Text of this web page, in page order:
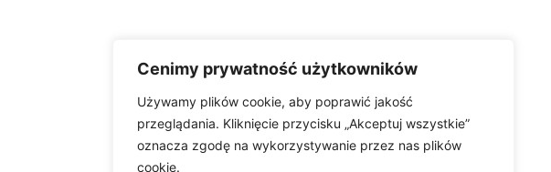
Cenimy prywatność użytkowników
Używamy plików cookie, aby poprawić jakość
przeglądania. Kliknięcie przycisku „Akceptuj wszystkie”
oznacza zgodę na wykorzystywanie przez nas plików
cookie.